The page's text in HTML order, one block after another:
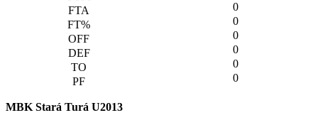
0
0
0
0
0
0
MBK Stará Turá U2013